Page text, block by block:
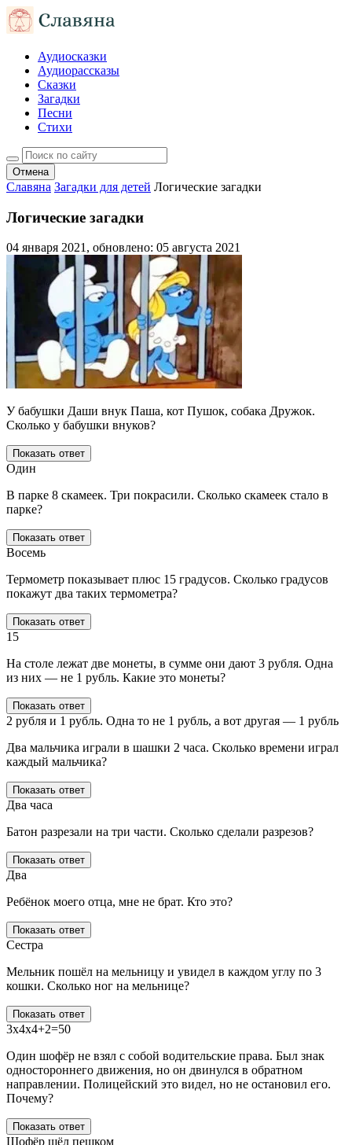
Аудиосказки
Аудиорассказы
Сказки
Загадки
Песни
Стихи
Отмена
Славяна Загадки для детей Логические загадки
Логические загадки
04 января 2021, обновлено: 05 августа 2021
У бабушки Даши внук Паша, кот Пушок, собака Дружок.
Сколько у бабушки внуков?
Показать ответ
Один
В парке 8 скамеек. Три покрасили. Сколько скамеек стало в
парке?
Показать ответ
Восемь
Термометр показывает плюс 15 градусов. Сколько градусов
покажут два таких термометра?
Показать ответ
15
На столе лежат две монеты, в сумме они дают 3 рубля. Одна
из них — не 1 рубль. Какие это монеты?
Показать ответ
2 рубля и 1 рубль. Одна то не 1 рубль, а вот другая — 1 рубль
Два мальчика играли в шашки 2 часа. Сколько времени играл
каждый мальчика?
Показать ответ
Два часа
Батон разрезали на три части. Сколько сделали разрезов?
Показать ответ
Два
Ребёнок моего отца, мне не брат. Кто это?
Показать ответ
Сестра
Мельник пошёл на мельницу и увидел в каждом углу по 3
кошки. Сколько ног на мельнице?
Показать ответ
3x4x4+2=50
Один шофёр не взял с собой водительские права. Был знак
одностороннего движения, но он двинулся в обратном
направлении. Полицейский это видел, но не остановил его.
Почему?
Показать ответ
Шофёр шёл пешком